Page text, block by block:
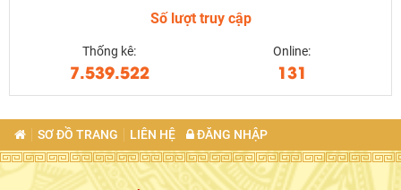
Số lượt truy cập
Thống kê:
7.539.522
Online:
131
SƠ ĐỒ TRANG LIÊN HỆ ĐĂNG NHẬP